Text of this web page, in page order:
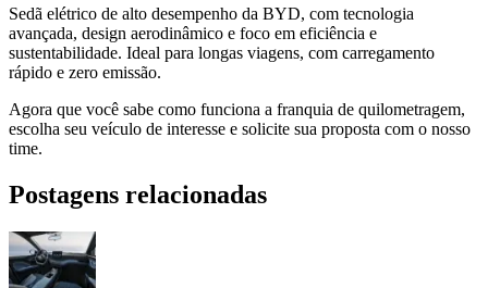
Sedã elétrico de alto desempenho da BYD, com tecnologia
avançada, design aerodinâmico e foco em eficiência e
sustentabilidade. Ideal para longas viagens, com carregamento
rápido e zero emissão.
Agora que você sabe como funciona a franquia de quilometragem,
escolha seu veículo de interesse e solicite sua proposta com o nosso
time.
Postagens relacionadas